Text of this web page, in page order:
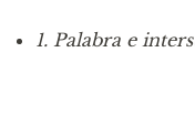
1. Palabra e